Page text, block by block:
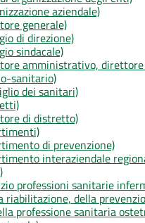
aziendale)
generale)
di direzione)
sindacale)
amministrativo,
sanitario)
dei sanitari)
di distretto)
di prevenzione)
interaziendale
professioni sanitarie
riabilitazione, della
professione sanitaria